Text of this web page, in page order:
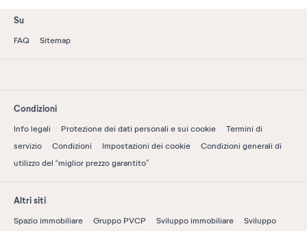
Su
FAQ Sitemap
Condizioni
Info legali Protezione dei dati personali e sui cookie
Termini di
servizio
Condizioni Impostazioni dei cookie
Condizioni generali di
utilizzo del “miglior prezzo garantito”
Altri siti
Spazio immobiliare Gruppo PVCP Sviluppo immobiliare
Sviluppo